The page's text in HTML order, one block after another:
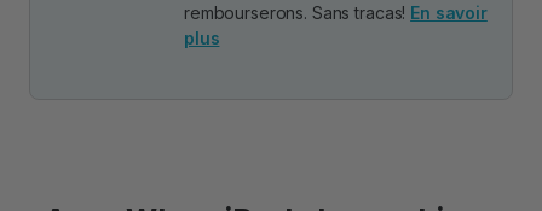
rembourserons. Sans tracas! En savoir
plus